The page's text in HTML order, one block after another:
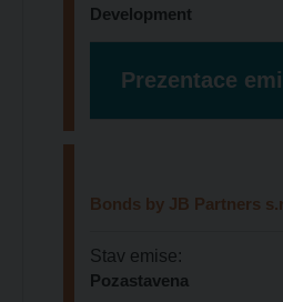
Development
Prezentace
Bonds by JB Partners
Stav emise:
Pozastavena